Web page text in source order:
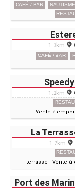
CAFÉ / BAR
1.3km
CAFÉ / BAR
1.2km
Vente à
La
1.2km
terrasse - Vente à
Port des